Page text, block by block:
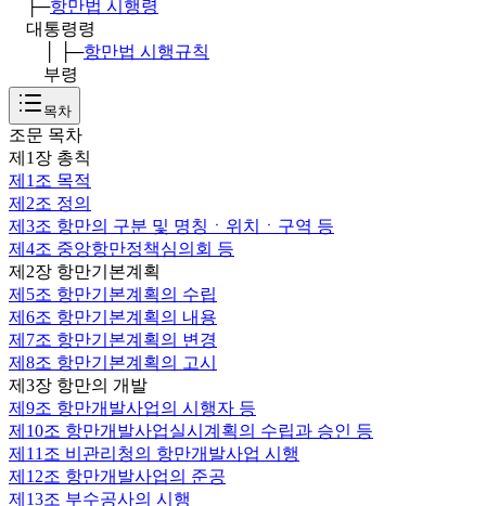
├─항만법 시행령
대통령령
│ ├─항만법 시행규칙
부령
목차
조문 목차
제1장 총칙
제1조 목적
제2조 정의
제3조 항만의 구분 및 명칭ㆍ위치ㆍ구역 등
제4조 중앙항만정책심의회 등
제2장 항만기본계획
제5조 항만기본계획의 수립
제6조 항만기본계획의 내용
제7조 항만기본계획의 변경
제8조 항만기본계획의 고시
제3장 항만의 개발
제9조 항만개발사업의 시행자 등
제10조 항만개발사업실시계획의 수립과 승인 등
제11조 비관리청의 항만개발사업 시행
제12조 항만개발사업의 준공
제13조 부수공사의 시행